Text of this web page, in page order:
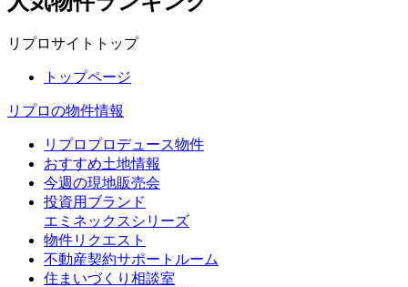
リプロサイトトップ
トップページ
リプロの物件情報
リプロプロデュース物件
おすすめ土地情報
今週の現地販売会
投資用ブランド
エミネックスシリーズ
物件リクエスト
不動産契約サポートルーム
住まいづくり相談室